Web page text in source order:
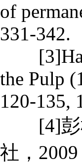
of
331-342.
the Pulp
120-135,
[4]彭彬
社，